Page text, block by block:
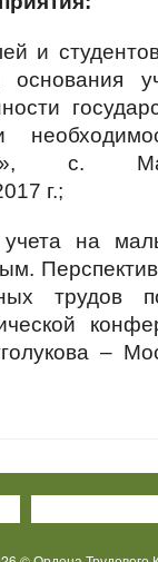
и
с.
г.;
на
трудов
–